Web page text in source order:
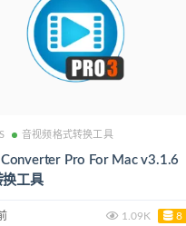
音视频格式转换工具
Pro For Mac v3.1.6
换工具
1.09K 8